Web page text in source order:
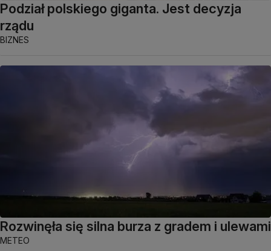
Podział polskiego giganta. Jest decyzja
rządu
BIZNES
Rozwinęła się silna burza z gradem i ulewami
METEO